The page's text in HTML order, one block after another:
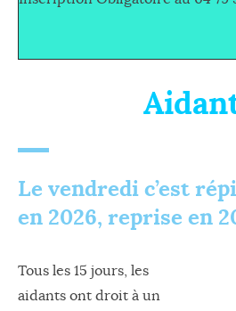
Le vendredi c’est
en 2026, reprise en
Tous les 15 jours, les
aidants ont droit à un